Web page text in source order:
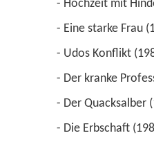
- Eine starke Frau
- Udos Konflikt
- Der kranke
- Der Quacksalber
- Die Erbschaft